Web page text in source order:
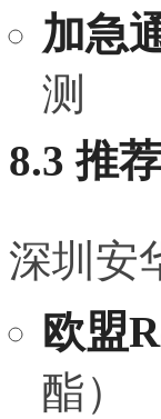
加急
测
8.3 推
深圳安
欧盟
酯）